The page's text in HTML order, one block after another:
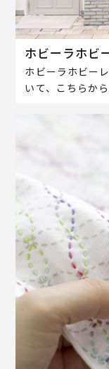
ホビーラホビ
ホビーラホビー
いて、こちらか